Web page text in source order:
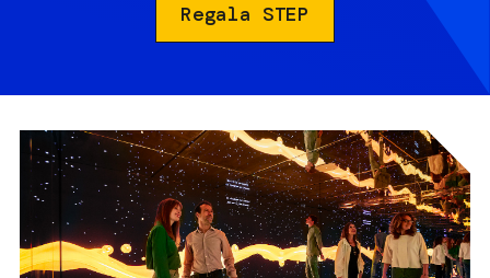
Regala STEP